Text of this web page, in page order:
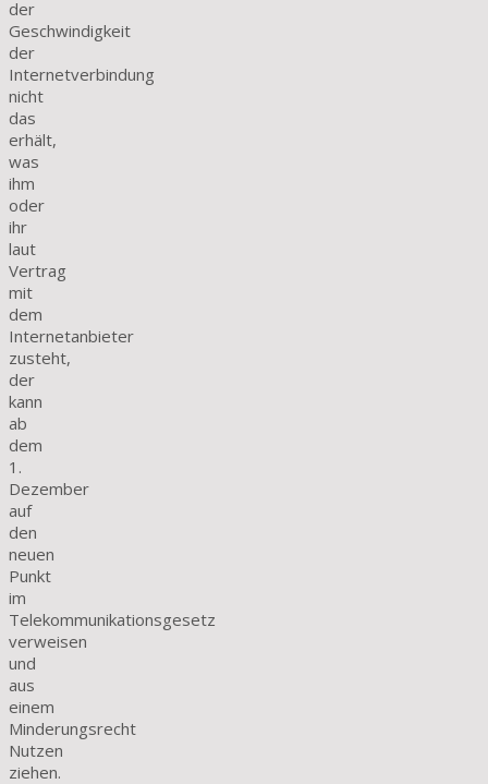
der
Geschwindigkeit
der
Internetverbindung
nicht
das
erhält,
was
ihm
oder
ihr
laut
Vertrag
mit
dem
Internetanbieter
zusteht,
der
kann
ab
dem
1.
Dezember
auf
den
neuen
Punkt
im
Telekommunikationsgesetz
verweisen
und
aus
einem
Minderungsrecht
Nutzen
ziehen.